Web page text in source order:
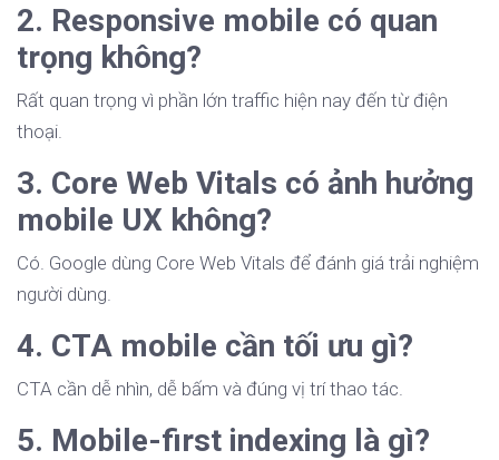
2. Responsive mobile có quan
trọng không?
Rất quan trọng vì phần lớn traffic hiện nay đến từ điện
thoại.
3. Core Web Vitals có ảnh hưởng
mobile UX không?
Có. Google dùng Core Web Vitals để đánh giá trải nghiệm
người dùng.
4. CTA mobile cần tối ưu gì?
CTA cần dễ nhìn, dễ bấm và đúng vị trí thao tác.
5. Mobile-first indexing là gì?